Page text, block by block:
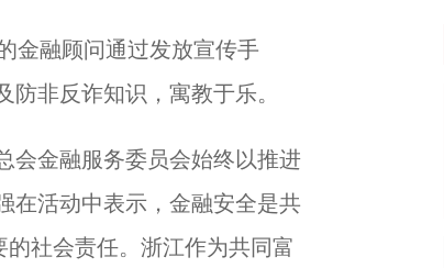
融顾问通过发放宣传手
非反诈知识，寓教于乐。
金融服务委员会始终以推进
在活动中表示，金融安全是共
的社会责任。浙江作为共同富